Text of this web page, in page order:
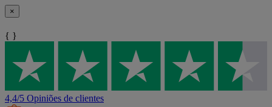
×
{ }
4,4/5 Opiniões de clientes